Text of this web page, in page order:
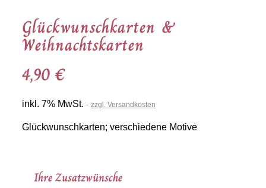
Glückwunschkarten &
Weihnachtskarten
4,90 €
inkl. 7% MwSt. zzgl. Versandkosten
Glückwunschkarten; verschiedene Motive
Ihre Zusatzwünsche